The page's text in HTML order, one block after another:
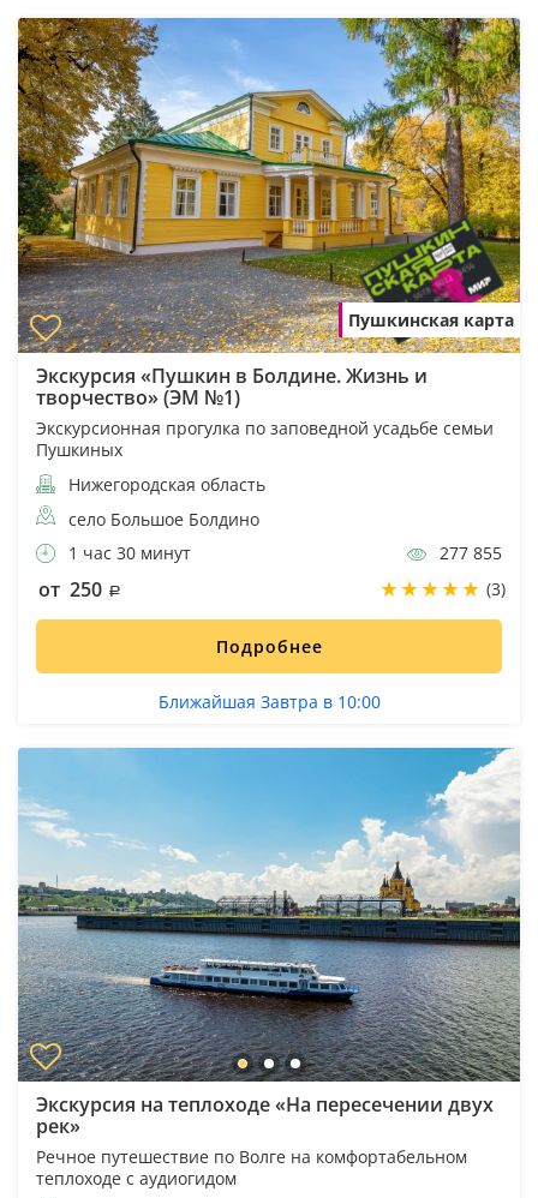
Пушкинская карта
Экскурсия «Пушкин в Болдине. Жизнь и
творчество» (ЭМ №1)
Экскурсионная прогулка по заповедной усадьбе семьи
Пушкиных
Нижегородская область
село Большое Болдино
1 час 30 минут
277 855
от 250 (3)
Подробнее
Ближайшая Завтра в 10:00
Экскурсия на теплоходе «На пересечении двух
рек»
Речное путешествие по Волге на комфортабельном
теплоходе с аудиогидом